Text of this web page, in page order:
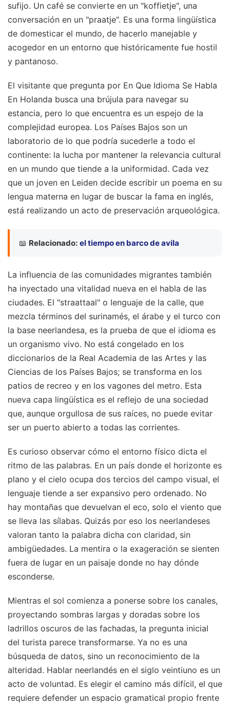
sufijo. Un café se convierte en un "koffietje", una
conversación en un "praatje". Es una forma lingüística
de domesticar el mundo, de hacerlo manejable y
acogedor en un entorno que históricamente fue hostil
y pantanoso.
El visitante que pregunta por En Que Idioma Se Habla
En Holanda busca una brújula para navegar su
estancia, pero lo que encuentra es un espejo de la
complejidad europea. Los Países Bajos son un
laboratorio de lo que podría sucederle a todo el
continente: la lucha por mantener la relevancia cultural
en un mundo que tiende a la uniformidad. Cada vez
que un joven en Leiden decide escribir un poema en su
lengua materna en lugar de buscar la fama en inglés,
está realizando un acto de preservación arqueológica.
📖 Relacionado: el tiempo en barco de avila
La influencia de las comunidades migrantes también
ha inyectado una vitalidad nueva en el habla de las
ciudades. El "straattaal" o lenguaje de la calle, que
mezcla términos del surinamés, el árabe y el turco con
la base neerlandesa, es la prueba de que el idioma es
un organismo vivo. No está congelado en los
diccionarios de la Real Academia de las Artes y las
Ciencias de los Países Bajos; se transforma en los
patios de recreo y en los vagones del metro. Esta
nueva capa lingüística es el reflejo de una sociedad
que, aunque orgullosa de sus raíces, no puede evitar
ser un puerto abierto a todas las corrientes.
Es curioso observar cómo el entorno físico dicta el
ritmo de las palabras. En un país donde el horizonte es
plano y el cielo ocupa dos tercios del campo visual, el
lenguaje tiende a ser expansivo pero ordenado. No
hay montañas que devuelvan el eco, solo el viento que
se lleva las sílabas. Quizás por eso los neerlandeses
valoran tanto la palabra dicha con claridad, sin
ambigüedades. La mentira o la exageración se sienten
fuera de lugar en un paisaje donde no hay dónde
esconderse.
Mientras el sol comienza a ponerse sobre los canales,
proyectando sombras largas y doradas sobre los
ladrillos oscuros de las fachadas, la pregunta inicial
del turista parece transformarse. Ya no es una
búsqueda de datos, sino un reconocimiento de la
alteridad. Hablar neerlandés en el siglo veintiuno es un
acto de voluntad. Es elegir el camino más difícil, el que
requiere defender un espacio gramatical propio frente